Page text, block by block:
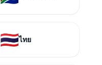
🇹🇭ไทย